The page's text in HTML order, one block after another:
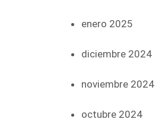
enero 2025
diciembre 2024
noviembre 2024
octubre 2024